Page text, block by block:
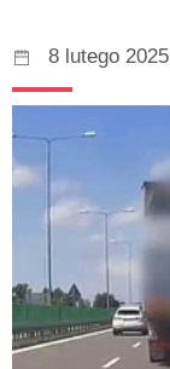
8 lutego 2025